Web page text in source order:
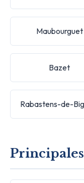
Maubourguet
Bazet
Rabastens-de-